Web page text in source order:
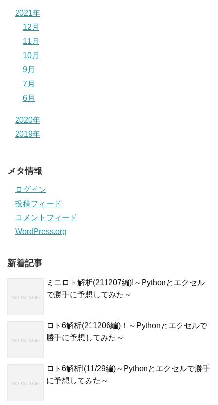
2021年
12月
11月
10月
9月
7月
6月
2020年
2019年
メタ情報
ログイン
投稿フィード
コメントフィード
WordPress.org
新着記事
ミニロト解析(211207編)!～Pythonとエクセル
で勝手に予想してみた～
ロト6解析(211206編)！～Pythonとエクセルで
勝手に予想してみた～
ロト6解析!(11/29編)～Pythonとエクセルで勝手
に予想してみた～